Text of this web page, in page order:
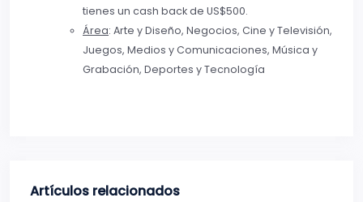
tienes un cash back de US$500.
Área: Arte y Diseño, Negocios, Cine y Televisión,
Juegos, Medios y Comunicaciones, Música y
Grabación, Deportes y Tecnología
Artículos relacionados